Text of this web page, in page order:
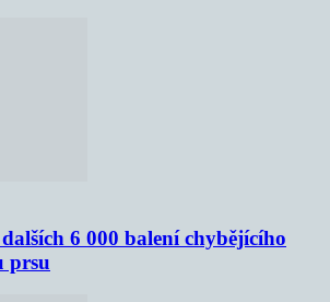
6 000 balení chybějícího
prsu